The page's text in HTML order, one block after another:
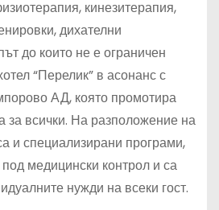
кинезитерапия,
дихателни
до които не е ограничен
“Перелик” в асонанс с
АД, която промотира
за всички. На разположение на
и специализирани програми,
медицински контрол и са
нужди на всеки гост.